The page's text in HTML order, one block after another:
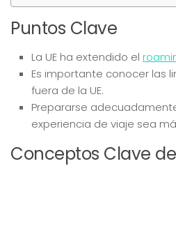
Puntos Clave
La UE ha extendido el
Es importante conocer las
fuera de la UE.
Prepararse
experiencia de viaje sea
Conceptos Clave